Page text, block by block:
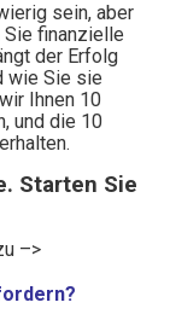
sein, aber
finanzielle
der Erfolg
wie Sie sie
Ihnen 10
und die 10
Starten Sie
–>